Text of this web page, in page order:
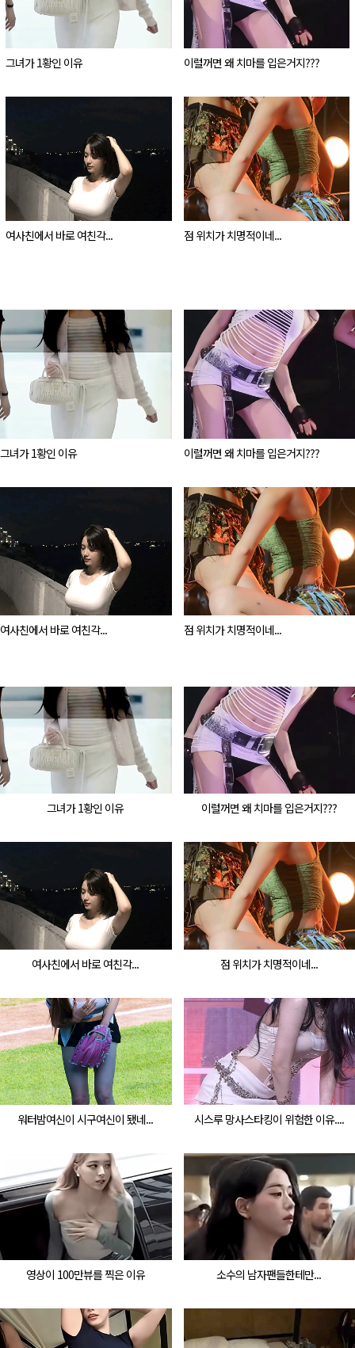
그녀가 1황인 이유 이럴꺼면 왜 치마를 입은거지???
여사친에서 바로 여친각... 점 위치가 치명적이네...
그녀가 1황인 이유 이럴꺼면 왜 치마를 입은거지???
여사친에서 바로 여친각... 점 위치가 치명적이네...
그녀가 1황인 이유 이럴꺼면 왜 치마를 입은거지???
여사친에서 바로 여친각... 점 위치가 치명적이네...
워터밤여신이 시구여신이 됐네... 시스루 망사스타킹이 위험한 이유....
영상이 100만뷰를 찍은 이유 소수의 남자팬들한테만...